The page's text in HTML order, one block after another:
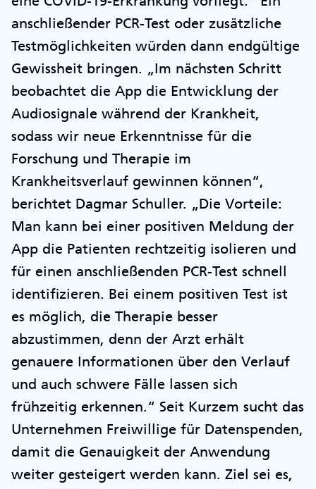
anschließender PCR-Test oder zusätzliche
Testmöglichkeiten würden dann endgültige
Gewissheit bringen. „Im nächsten Schritt
beobachtet die App die Entwicklung der
Audiosignale während der Krankheit,
sodass wir neue Erkenntnisse für die
Forschung und Therapie im
Krankheitsverlauf gewinnen können“,
berichtet Dagmar Schuller. „Die Vorteile:
Man kann bei einer positiven Meldung der
App die Patienten rechtzeitig isolieren und
für einen anschließenden PCR-Test schnell
identifizieren. Bei einem positiven Test ist
es möglich, die Therapie besser
abzustimmen, denn der Arzt erhält
genauere Informationen über den Verlauf
und auch schwere Fälle lassen sich
frühzeitig erkennen.“ Seit Kurzem sucht das
Unternehmen Freiwillige für Datenspenden,
damit die Genauigkeit der Anwendung
weiter gesteigert werden kann. Ziel sei es,